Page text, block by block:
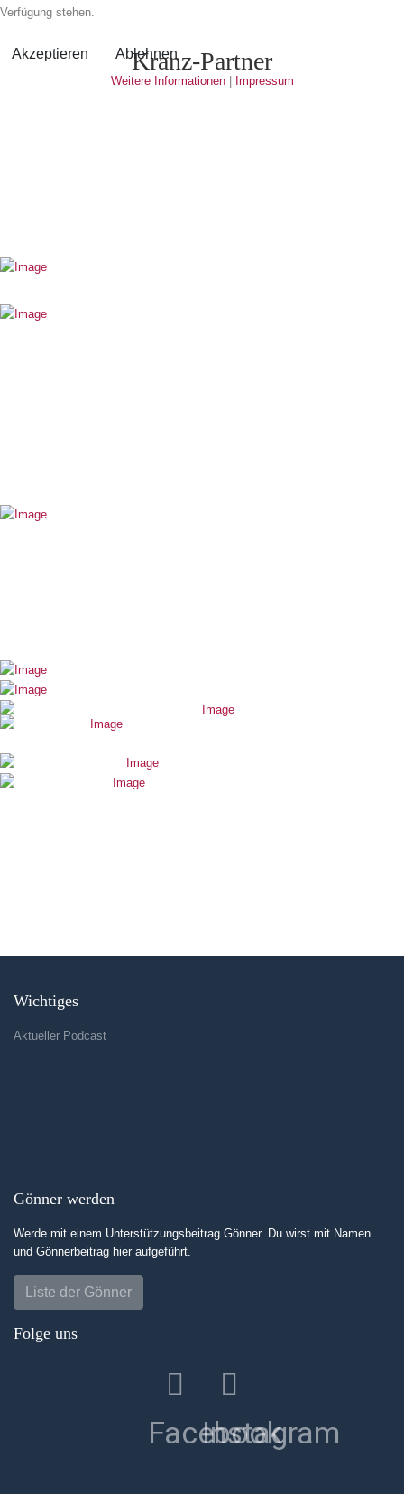
Kranz-Partner
Wichtiges
Aktueller Podcast
Gönner werden
Werde mit einem Unterstützungsbeitrag Gönner. Du wirst mit Namen
und Gönnerbeitrag hier aufgeführt.
Liste der Gönner
Folge uns
Facebook
Instagram
Verfügung stehen.
Akzeptieren Ablehnen
Weitere Informationen| Impressum